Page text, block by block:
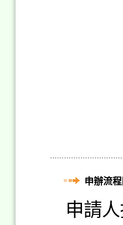
申辦流程
申請